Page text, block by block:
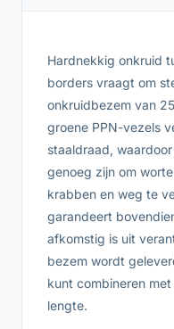
Hardnekkig onkruid
borders vraagt om
onkruidbezem van
groene PPN-vezels
staaldraad,
genoeg zijn om
krabben en weg te
garandeert
afkomstig is uit
bezem wordt
kunt combineren
lengte.